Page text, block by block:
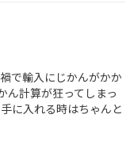
で輸入にじかんがかか
ん計算が狂ってしまっ
に入れる時はちゃんと